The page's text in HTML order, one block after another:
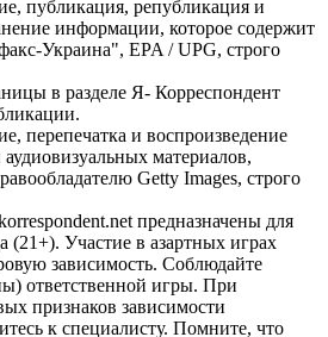
публикация, републикация и
информации, которое содержит
Украина", EPA / UPG, строго
в разделе Я- Корреспондент
перепечатка и воспроизведение
материалов,
Getty Images, строго
предназначены для
(21+). Участие в азартных играх
зависимость. Соблюдайте
ответственной игры. При
признаков зависимости
к специалисту. Помните, что